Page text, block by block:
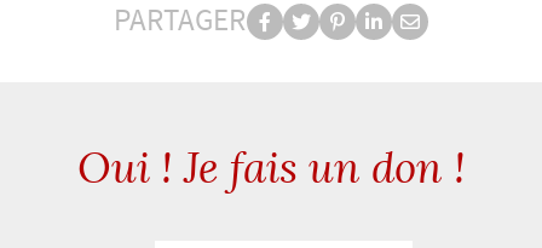
PARTAGER
PARTAGER
Partager
sur
Partager
sur
Partager
sur
Partager
sur
Partager
Oui ! Je fais un don !